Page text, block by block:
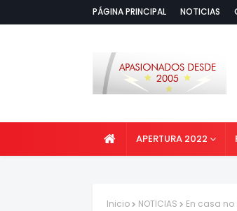
PÁGINA PRINCIPAL NOTICIAS
APERTURA 2022
Inicio NOTICIAS En casa